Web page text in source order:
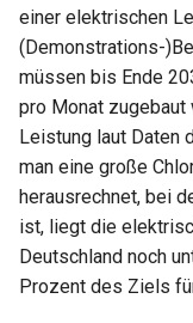
i
n
i
t
i
a
einer elektrischen
(Demonstrations-
müssen bis Ende
pro Monat
Leistung laut Daten
man eine große
herausrechnet, bei
ist, liegt die
Deutschland noch
Prozent des Ziels